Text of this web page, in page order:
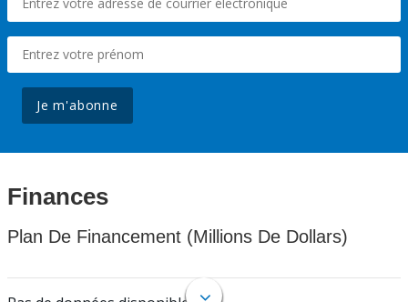
Je m'abonne
Finances
Plan De Financement (Millions De Dollars)